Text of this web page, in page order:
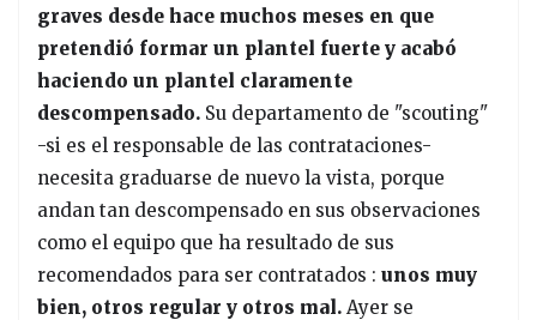
graves desde hace muchos meses en que
pretendió formar un plantel fuerte y acabó
haciendo un plantel claramente
descompensado. Su departamento de "scouting"
-si es el responsable de las contrataciones-
necesita graduarse de nuevo la vista, porque
andan tan descompensado en sus observaciones
como el equipo que ha resultado de sus
recomendados para ser contratados : unos muy
bien, otros regular y otros mal. Ayer se